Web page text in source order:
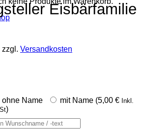
Eisbärfamilie
zzgl. Versandkosten
ohne Name mit Name (5,00 € Inkl.
)